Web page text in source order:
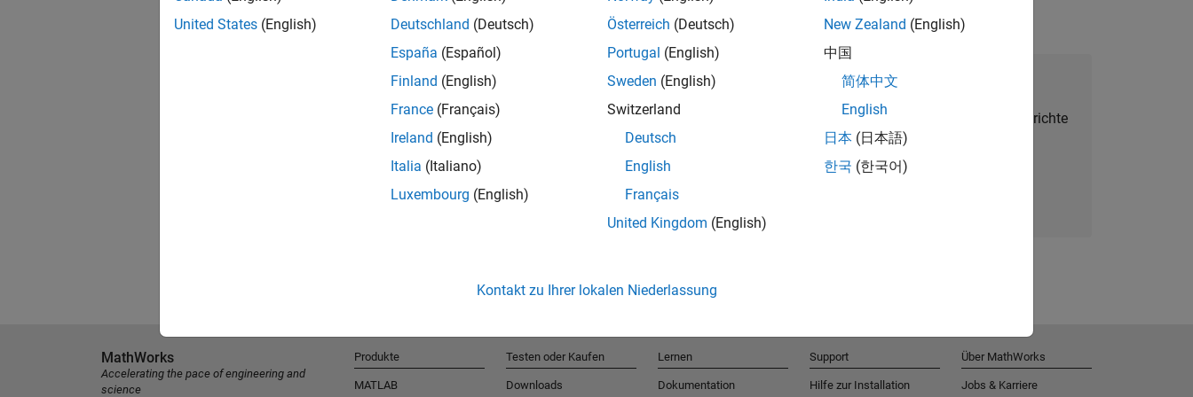
Talent Network beitreten
Erhalten Sie personalisierte Stellenangebote, Berichte
und Unternehmensneuigkeiten.
United States (English)
Deutschland (Deutsch)
España (Español)
Finland (English)
France (Français)
Ireland (English)
Italia (Italiano)
Luxembourg (English)
Österreich (Deutsch)
Portugal (English)
Sweden (English)
Switzerland
Deutsch
English
Français
United Kingdom (English)
New Zealand (English)
中国
简体中文
English
日本 (日本語)
한국 (한국어)
Kontakt zu Ihrer lokalen Niederlassung
MathWorks
Accelerating the pace of engineering and
science
Produkte
MATLAB
Testen oder Kaufen
Downloads
Lernen
Dokumentation
Support
Hilfe zur Installation
Über MathWorks
Jobs & Karriere